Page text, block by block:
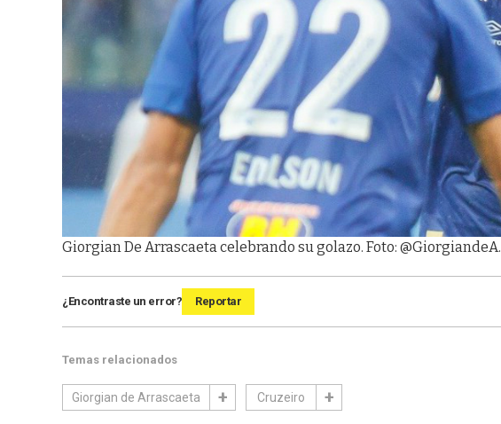
Giorgian De Arrascaeta celebrando su golazo. Foto: @GiorgiandeA.
¿Encontraste un error? Reportar
Temas relacionados
Giorgian de Arrascaeta Cruzeiro